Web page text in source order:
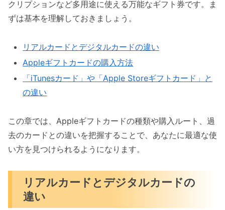
クリプションなど多用途に使える万能なギフト券です。ま
ずは基本を理解しておきましょう。
リアルカードとデジタルカードの違い
Appleギフトカードの購入方法
「iTunesカード」や「Apple Storeギフトカード」と
の違い
この章では、Appleギフトカードの種類や購入ルート、過
去のカードとの違いを把握することで、あなたに最適な使
い方を見つけられるようになります。
リアルカードとデジタルカードの
違い